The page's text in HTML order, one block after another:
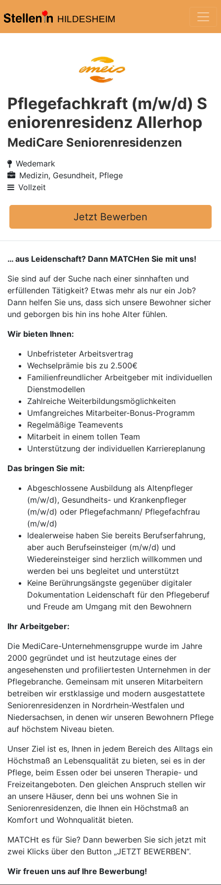
HILDESHEIM
Pflegefachkraft (m/w/d) S
eniorenresidenz Allerhop
MediCare Seniorenresidenzen
Wedemark
Medizin, Gesundheit, Pflege
Vollzeit
Jetzt Bewerben
… aus Leidenschaft? Dann MATCHen Sie mit uns!
Sie sind auf der Suche nach einer sinnhaften und
erfüllenden Tätigkeit? Etwas mehr als nur ein Job?
Dann helfen Sie uns, dass sich unsere Bewohner sicher
und geborgen bis hin ins hohe Alter fühlen.
Wir bieten Ihnen:
Unbefristeter Arbeitsvertrag
Wechselprämie bis zu 2.500€
Familienfreundlicher Arbeitgeber mit individuellen
Dienstmodellen
Zahlreiche Weiterbildungsmöglichkeiten
Umfangreiches Mitarbeiter-Bonus-Programm
Regelmäßige Teamevents
Mitarbeit in einem tollen Team
Unterstützung der individuellen Karriereplanung
Das bringen Sie mit:
Abgeschlossene Ausbildung als Altenpfleger
(m/w/d), Gesundheits- und Krankenpfleger
(m/w/d) oder Pflegefachmann/ Pflegefachfrau
(m/w/d)
Idealerweise haben Sie bereits Berufserfahrung,
aber auch Berufseinsteiger (m/w/d) und
Wiedereinsteiger sind herzlich willkommen und
werden bei uns begleitet und unterstützt
Keine Berührungsängste gegenüber digitaler
Dokumentation Leidenschaft für den Pflegeberuf
und Freude am Umgang mit den Bewohnern
Ihr Arbeitgeber:
Die MediCare-Unternehmensgruppe wurde im Jahre
2000 gegründet und ist heutzutage eines der
angesehensten und profiliertesten Unternehmen in der
Pflegebranche. Gemeinsam mit unseren Mitarbeitern
betreiben wir erstklassige und modern ausgestattete
Seniorenresidenzen in Nordrhein-Westfalen und
Niedersachsen, in denen wir unseren Bewohnern Pflege
auf höchstem Niveau bieten.
Unser Ziel ist es, Ihnen in jedem Bereich des Alltags ein
Höchstmaß an Lebensqualität zu bieten, sei es in der
Pflege, beim Essen oder bei unseren Therapie- und
Freizeitangeboten. Den gleichen Anspruch stellen wir
an unsere Häuser, denn bei uns wohnen Sie in
Seniorenresidenzen, die Ihnen ein Höchstmaß an
Komfort und Wohnqualität bieten.
MATCHt es für Sie? Dann bewerben Sie sich jetzt mit
zwei Klicks über den Button „JETZT BEWERBEN“.
Wir freuen uns auf Ihre Bewerbung!